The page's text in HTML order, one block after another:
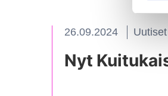
26.09.2024 Uutiset
Nyt